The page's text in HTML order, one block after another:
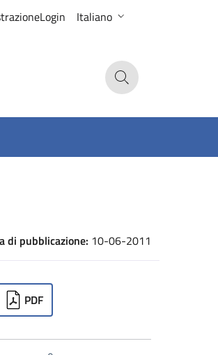
Login Italiano
di pubblicazione: 10-06-2011
PDF